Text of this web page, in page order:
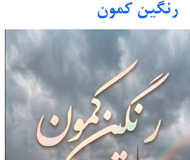
رنگین کمون